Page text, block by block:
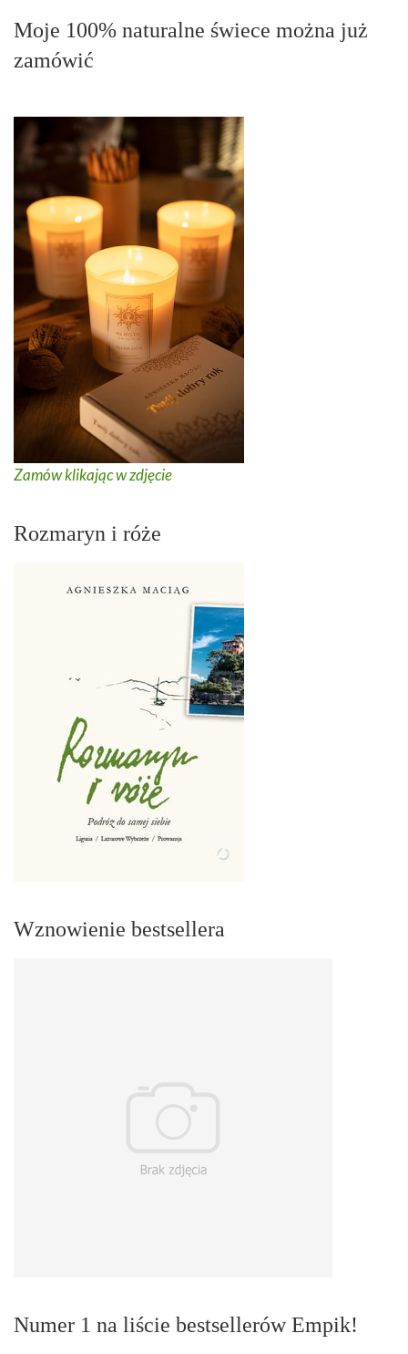
Moje 100% naturalne świece można już
zamówić
Zamów klikając w zdjęcie
Rozmaryn i róże
Wznowienie bestsellera
Numer 1 na liście bestsellerów Empik!